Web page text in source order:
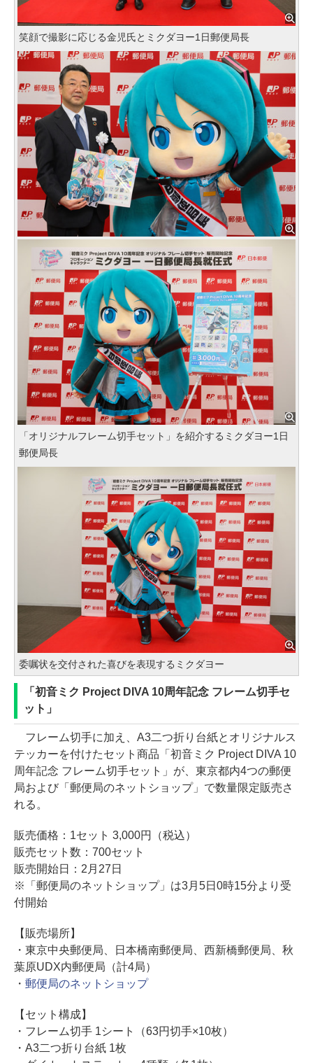
笑顔で撮影に応じる金児氏とミクダヨー1日郵便局長
「オリジナルフレーム切手セット」を紹介するミクダヨー1日
郵便局長
委嘱状を交付された喜びを表現するミクダヨー
「初音ミク Project DIVA 10周年記念 フレーム切手セ
ット」
フレーム切手に加え、A3二つ折り台紙とオリジナルス
テッカーを付けたセット商品「初音ミク Project DIVA 10
周年記念 フレーム切手セット」が、東京都内4つの郵便
局および「郵便局のネットショップ」で数量限定販売さ
れる。
販売価格：1セット 3,000円（税込）
販売セット数：700セット
販売開始日：2月27日
※「郵便局のネットショップ」は3月5日0時15分より受
付開始
【販売場所】
・東京中央郵便局、日本橋南郵便局、西新橋郵便局、秋
葉原UDX内郵便局（計4局）
・ 郵便局のネットショップ
【セット構成】
・フレーム切手 1シート（63円切手×10枚）
・A3二つ折り台紙 1枚